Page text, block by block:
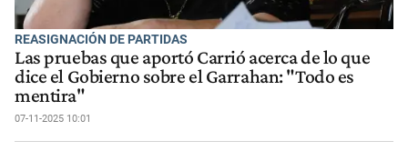
REASIGNACIÓN DE PARTIDAS
Las pruebas que aportó Carrió acerca de lo que
dice el Gobierno sobre el Garrahan: "Todo es
mentira"
07-11-2025 10:01